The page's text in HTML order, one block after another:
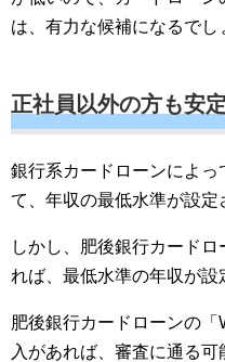
は、有力な候補になるでし
正社員以外の方も安
銀行系カードローンによ
て、年収の最低水準が設定
しかし、肥後銀行カード
れば、最低水準の年収が設
肥後銀行カードローンの
入があれば、審査に通る